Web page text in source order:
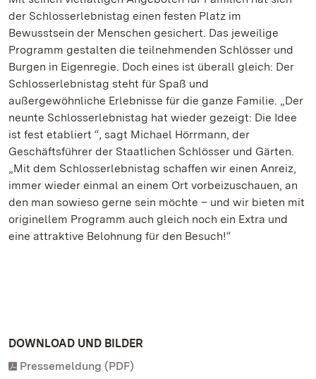
der Schlosserlebnistag einen festen Platz im
Bewusstsein der Menschen gesichert. Das jeweilige
Programm gestalten die teilnehmenden Schlösser und
Burgen in Eigenregie. Doch eines ist überall gleich: Der
Schlosserlebnistag steht für Spaß und
außergewöhnliche Erlebnisse für die ganze Familie. „Der
neunte Schlosserlebnistag hat wieder gezeigt: Die Idee
ist fest etabliert “, sagt Michael Hörrmann, der
Geschäftsführer der Staatlichen Schlösser und Gärten.
„Mit dem Schlosserlebnistag schaffen wir einen Anreiz,
immer wieder einmal an einem Ort vorbeizuschauen, an
den man sowieso gerne sein möchte – und wir bieten mit
originellem Programm auch gleich noch ein Extra und
eine attraktive Belohnung für den Besuch!“
DOWNLOAD UND BILDER
Pressemeldung (PDF)